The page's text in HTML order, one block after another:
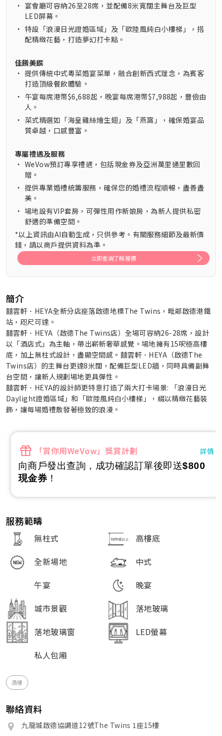
• 宴會廳可容納26至28席，並配備8米寬闊主舞台及巨型
LED屏幕。
• 特設「浪漫日光證婚區域」及「歐陸風純白小樓梯」，搭
配精緻花藝，打造夢幻打卡點。
佳餚美饌
• 提供傳統中式粵菜婚宴菜單，融合創新西式理念，為賓客
打造頂級餐飲體驗。
• 午宴每席港幣$6,688起，晚宴每席港幣$7,988起，豐儉由
人。
• 菜式精選如「海皇雞絲燴生翅」及「燕窩」，確保婚宴品
質卓越，口感豐富。
專屬禮遇及服務
• WeVow預訂專享禮遇，包括現金券及亞洲萬里通里數回
贈。
• 提供專業婚禮統籌服務，確保您的婚禮流程順暢，盡善盡
美。
• 場地設有VIP套房，可彈性用作新娘房，為新人提供私密
舒適的準備空間。
*以上資訊由AI自動生成，只供參考。有關服務細節及最新價
錢，請以商戶提供資料為準。
立即查詢了解報價
簡介
囍雲軒．HEYA全新分店座落啟德地標The Twins，毗鄰啟德港鐵
站，咫尺可達。
囍雲軒．HEYA（啟德The Twins店）全場可容納26-28席，設計
以「酒店式」為主軸，帶出嶄新奢華感覺。場地擁有15呎極高樓
底，加上無柱式設計，盡顯空間感。囍雲軒．HEYA（啟德The
Twins店）的主舞台更達8米闊，配備巨型LED牆，同時具備副舞
台空間，讓新人規劃場地更具彈性。
囍雲軒．HEYA的設計師更特意打造了兩大打卡場景: 「浪漫日光
Daylight證婚區域」和「歐陸風純白小樓梯」，綴以精緻花藝裝
飾，讓每場婚禮散發著極致的浪漫。
「賞你用WeVow」獎賞計劃 詳情
向商戶發出查詢，成功確認訂單後即送$800
現金券 ！
服務範疇
無柱式
高樓底
全新場地
中式
午宴
晚宴
城市景觀
落地玻璃
落地玻璃窗
LED螢幕
私人包廂
酒樓
聯絡資料
九龍城啟德協調道12號The Twins 1座15樓